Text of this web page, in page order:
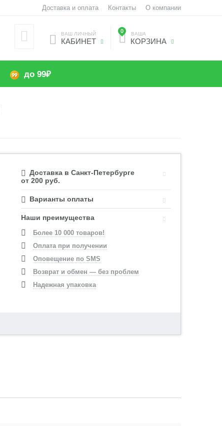
Доставка и оплата Контакты О компании
0 ВАША
КОРЗИНА
ВАШ ЛИЧНЫЙ
КАБИНЕТ
до 99₽
Доставка в Санкт-Петербурге
от 200 руб.
Варианты оплаты
Наши преимущества
Более 10 000 товаров!
Оплата при получении
Оповещение по SMS
Возврат и обмен — без проблем
Надежная упаковка